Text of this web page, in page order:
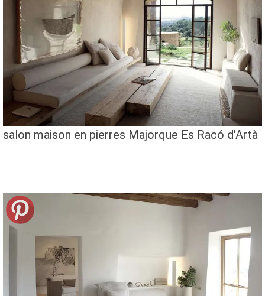
salon maison en pierres Majorque Es Racó d'Artà